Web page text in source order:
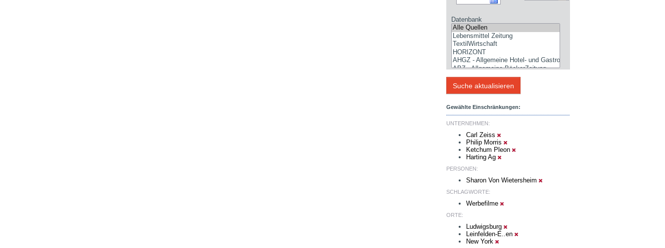
Datenbank
Gewählte Einschränkungen:
UNTERNEHMEN:
Carl Zeiss
Philip Morris
Ketchum Pleon
Harting Ag
PERSONEN:
Sharon Von Wietersheim
SCHLAGWORTE:
Werbefilme
ORTE:
Ludwigsburg
Leinfelden-E..en
New York